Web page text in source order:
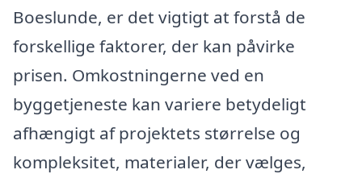
Boeslunde, er det vigtigt at forstå de
forskellige faktorer, der kan påvirke
prisen. Omkostningerne ved en
byggetjeneste kan variere betydeligt
afhængigt af projektets størrelse og
kompleksitet, materialer, der vælges,